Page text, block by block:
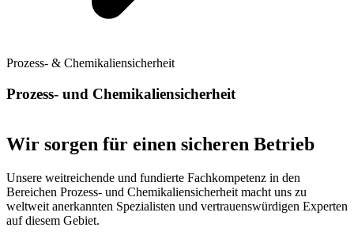
Prozess- & Chemikaliensicherheit
Prozess- und Chemikaliensicherheit
Wir sorgen für einen sicheren Betrieb
Unsere weitreichende und fundierte Fachkompetenz in den
Bereichen Prozess- und Chemikaliensicherheit macht uns zu
weltweit anerkannten Spezialisten und vertrauenswürdigen Experten
auf diesem Gebiet.